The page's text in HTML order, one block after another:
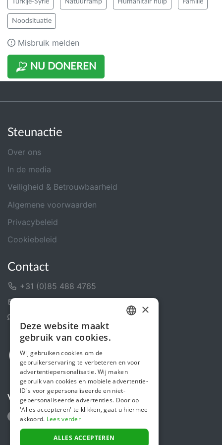
NU DONEREN
Turkije-Syrië Natuurramp Humanitair hulp Familie
Noodsituatie
Misbruik melden
Steunactie
Over ons
In de media
Veiligheid & Betrouwbaarheid
Algemene voorwaarden
Privacybeleid
Cookiebeleid
Contact
+31 (0)85 488 4765
Volg ons
ENGLISH
×
Deze website maakt
gebruik van cookies.
Wij gebruiken cookies om de
gebruikerservaring te verbeteren en voor
advertentiepersonalisatie. Wij maken
gebruik van cookies en mobiele advertentie-
ID's voor gepersonaliseerde en niet-
gepersonaliseerde advertenties. Door op
'Alles accepteren' te klikken, gaat u hiermee
akkoord. Lees verder
ALLES ACCEPTEREN